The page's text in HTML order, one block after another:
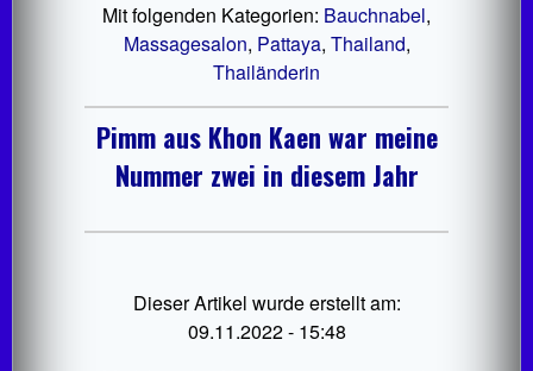
Mit folgenden Kategorien: Bauchnabel,
Massagesalon, Pattaya, Thailand,
Thailänderin
Pimm aus Khon Kaen war meine
Nummer zwei in diesem Jahr
Dieser Artikel wurde erstellt am:
09.11.2022 - 15:48